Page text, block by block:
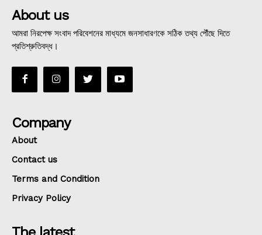
About us
আমরা নিরপেক্ষ সংবাদ পরিবেশনের মাধ্যমে জনসাধারণকে সঠিক তথ্য পৌঁছে দিতে
প্রতিশ্রুতিবদ্ধ।
Company
About
Contact us
Terms and Condition
Privacy Policy